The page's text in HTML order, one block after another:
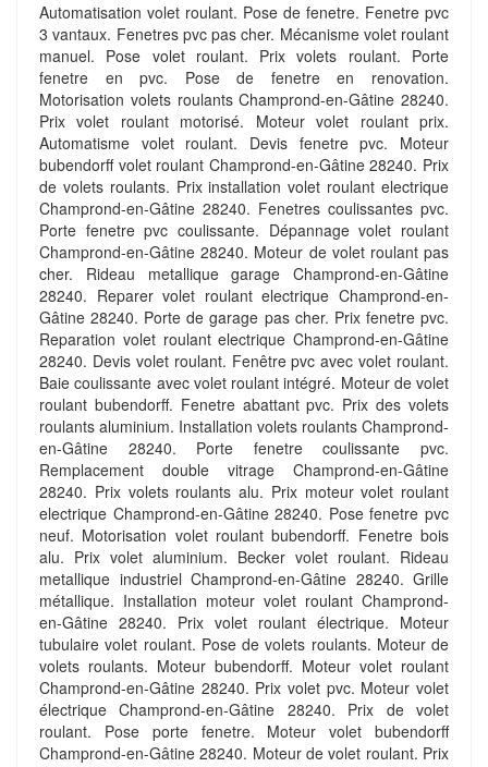
Automatisation volet roulant. Pose de fenetre. Fenetre pvc
3 vantaux. Fenetres pvc pas cher. Mécanisme volet roulant
manuel. Pose volet roulant. Prix volets roulant. Porte
fenetre en pvc. Pose de fenetre en renovation.
Motorisation volets roulants Champrond-en-Gâtine 28240.
Prix volet roulant motorisé. Moteur volet roulant prix.
Automatisme volet roulant. Devis fenetre pvc. Moteur
bubendorff volet roulant Champrond-en-Gâtine 28240. Prix
de volets roulants. Prix installation volet roulant electrique
Champrond-en-Gâtine 28240. Fenetres coulissantes pvc.
Porte fenetre pvc coulissante. Dépannage volet roulant
Champrond-en-Gâtine 28240. Moteur de volet roulant pas
cher. Rideau metallique garage Champrond-en-Gâtine
28240. Reparer volet roulant electrique Champrond-en-
Gâtine 28240. Porte de garage pas cher. Prix fenetre pvc.
Reparation volet roulant electrique Champrond-en-Gâtine
28240. Devis volet roulant. Fenêtre pvc avec volet roulant.
Baie coulissante avec volet roulant intégré. Moteur de volet
roulant bubendorff. Fenetre abattant pvc. Prix des volets
roulants aluminium. Installation volets roulants Champrond-
en-Gâtine 28240. Porte fenetre coulissante pvc.
Remplacement double vitrage Champrond-en-Gâtine
28240. Prix volets roulants alu. Prix moteur volet roulant
electrique Champrond-en-Gâtine 28240. Pose fenetre pvc
neuf. Motorisation volet roulant bubendorff. Fenetre bois
alu. Prix volet aluminium. Becker volet roulant. Rideau
metallique industriel Champrond-en-Gâtine 28240. Grille
métallique. Installation moteur volet roulant Champrond-
en-Gâtine 28240. Prix volet roulant électrique. Moteur
tubulaire volet roulant. Pose de volets roulants. Moteur de
volets roulants. Moteur bubendorff. Moteur volet roulant
Champrond-en-Gâtine 28240. Prix volet pvc. Moteur volet
électrique Champrond-en-Gâtine 28240. Prix de volet
roulant. Pose porte fenetre. Moteur volet bubendorff
Champrond-en-Gâtine 28240. Moteur de volet roulant. Prix